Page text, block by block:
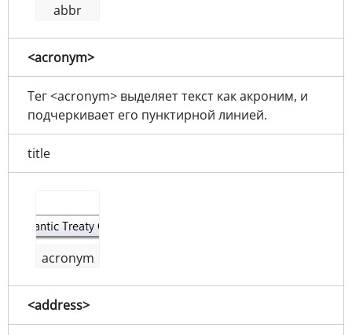
abbr
<acronym>
Тег <acronym> выделяет текст как акроним, и
подчеркивает его пунктирной линией.
title
acronym
<address>